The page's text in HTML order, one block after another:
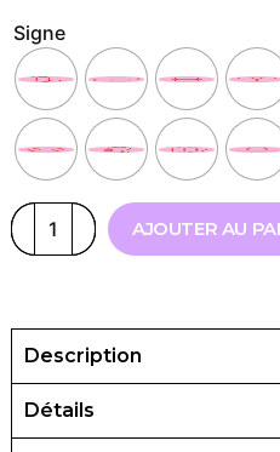
Signe
AJOUTER AU
Description
Détails